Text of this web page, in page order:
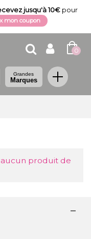
jusqu'à 10€pour
mon coupon
0
Grandes
Marques
aucun produit de